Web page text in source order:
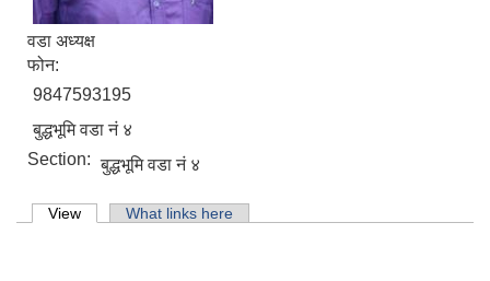
वडा अध्यक्ष
फोन:
9847593195
बुद्धभूमि वडा नं ४
Section: बुद्धभूमि वडा नं ४
Primary tabs
View (active tab)What links here